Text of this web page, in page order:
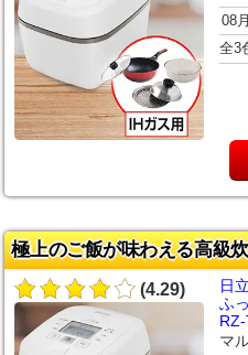
08
全3
極上のご飯が味わえる高級
(4.29)
日
ふ
マ